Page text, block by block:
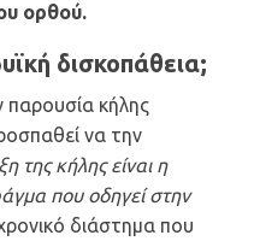
ορθού.
δισκοπάθεια;
παρουσία κήλης
να την
της κήλης είναι η
που οδηγεί στην
διάστημα που